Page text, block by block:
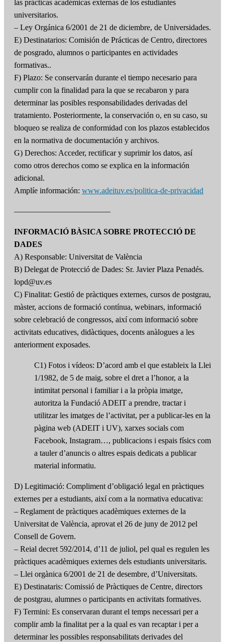
las prácticas académicas externas de los estudiantes
universitarios.
– Ley Orgánica 6/2001 de 21 de diciembre, de Universidades.
E) Destinatarios: Comisión de Prácticas de Centro, directores
de posgrado, alumnos o participantes en actividades
formativas..
F) Plazo: Se conservarán durante el tiempo necesario para
cumplir con la finalidad para la que se recabaron y para
determinar las posibles responsabilidades derivadas del
tratamiento. Posteriormente, la conservación o, en su caso, su
bloqueo se realiza de conformidad con los plazos establecidos
en la normativa de documentación y archivos.
G) Derechos: Acceder, rectificar y suprimir los datos, así
como otros derechos como se explica en la información
adicional.
Amplíe información: www.adeituv.es/politica-de-privacidad
————————————
INFORMACIÓ BÀSICA SOBRE PROTECCIÓ DE
DADES
A) Responsable: Universitat de València
B) Delegat de Protecció de Dades: Sr. Javier Plaza Penadés.
lopd@uv.es
C) Finalitat: Gestió de pràctiques externes, cursos de postgrau,
màster, accions de formació contínua, webinars, informació
sobre celebració de congressos, així com informació sobre
activitats educatives, didàctiques, docents anàlogues a les
anteriorment exposades.
C1) Fotos i vídeos: D’acord amb el que estableix la Llei
1/1982, de 5 de maig, sobre el dret a l’honor, a la
intimitat personal i familiar i a la pròpia imatge,
autoritza la Fundació ADEIT a prendre, tractar i
utilitzar les imatges de l’activitat, per a publicar-les en la
pàgina web (ADEIT i UV), xarxes socials com
Facebook, Instagram…, publicacions i espais físics com
a tauler d’anuncis o altres espais dedicats a publicar
material informatiu.
D) Legitimació: Compliment d’obligació legal en pràctiques
externes per a estudiants, així com a la normativa educativa:
– Reglament de pràctiques acadèmiques externes de la
Universitat de València, aprovat el 26 de juny de 2012 pel
Consell de Govern.
– Reial decret 592/2014, d’11 de juliol, pel qual es regulen les
pràctiques acadèmiques externes dels estudiants universitaris.
– Llei orgànica 6/2001 de 21 de desembre, d’Universitats.
E) Destinataris: Comissió de Pràctiques de Centre, directors
de postgrau, alumnes o participants en activitats formatives.
F) Termini: Es conservaran durant el temps necessari per a
complir amb la finalitat per a la qual es van recaptar i per a
determinar les possibles responsabilitats derivades del